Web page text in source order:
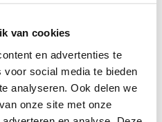
van cookies
en advertenties te
social media te bieden
analyseren. Ook delen we
onze site met onze
Boxspring
boxsprings zijn in een
aan te passen en te stylen
wens. Zo